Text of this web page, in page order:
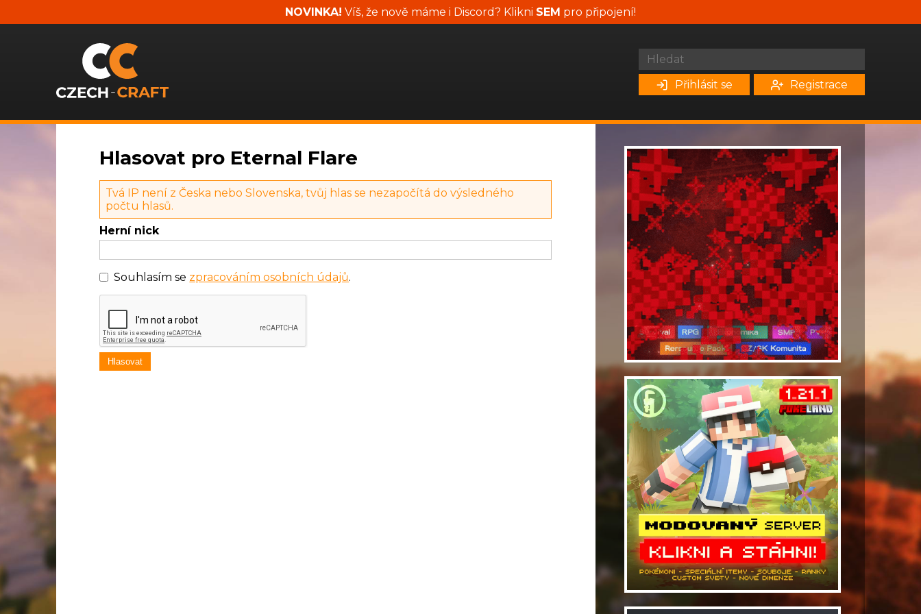
NOVINKA! Víš, že nově máme i Discord? Klikni SEM pro připojení!
Přihlásit se Registrace
Hlasovat pro Eternal Flare
Tvá IP není z Česka nebo Slovenska, tvůj hlas se nezapočítá do výsledného
počtu hlasů.
Herní nick
Souhlasím se zpracováním osobních údajů.
Hlasovat